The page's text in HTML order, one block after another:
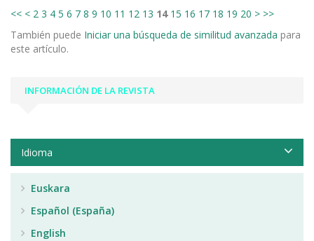
<< < 2 3 4 5 6 7 8 9 10 11 12 13 14 15 16 17 18 19 20 > >>
También puede Iniciar una búsqueda de similitud avanzada para
este artículo.
INFORMACIÓN DE LA REVISTA
Idioma
Euskara
Español (España)
English